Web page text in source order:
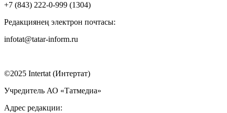
+7 (843) 222-0-999 (1304)
Редакциянең электрон почтасы:
infotat@tatar-inform.ru
©2025 Intertat (Интертат)
Учредитель АО «Татмедиа»
Адрес редакции: